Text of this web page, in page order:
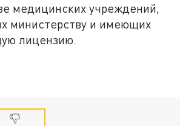
медицинских учреждений,
министерству и имеющих
лицензию.